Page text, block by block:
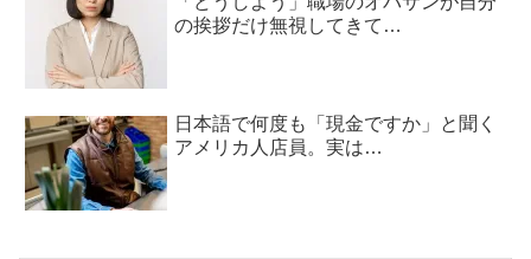
の挨拶だけ無視してきて…
日本語で何度も「現金ですか」と聞く
アメリカ人店員。実は…